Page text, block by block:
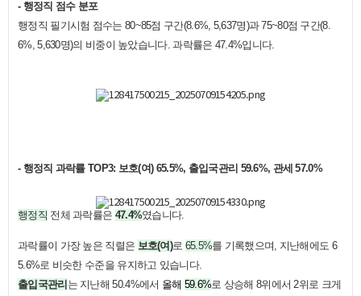
- 행정직 점수 분포
행정직 필기시험 점수는 80~85점 구간(8.6%, 5,637명)과 75~80점 구간(8.
6%, 5,630명)의 비중이 높았습니다. 과락률은 47.4%입니다.
- 행정직 과락률 TOP3: 보호(여) 65.5%, 출입국관리 59.6%, 관세 57.0%
행정직 전체 과락률은 47.4%였습니다.
과락률이 가장 높은 직렬은 보호(여)로 65.5%를 기록했으며, 지난해에도 6
5.6%로 비슷한 수준을 유지하고 있습니다.
출입국관리 는 지난해 50.4%에서 올해 59.6%로 상승해 8위에서 2위로 크게